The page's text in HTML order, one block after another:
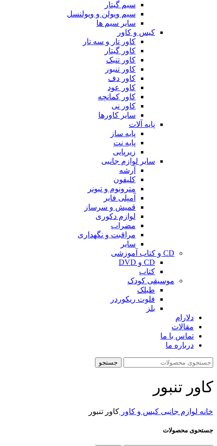
سیم گیتار
سیم ویولن و ویولنسل
سایر سیم ها
کیس و کاور
کاور تار و سه تار
کاور گیتار
کاور تنبک
کاور تنبور
کاور دف
کاور عود
کاور کمانچه
کاور نی
سایر کاورها
پایه آلات
پایه ساز
پایه نت
زیرپایی
سایر لوازم جانبی
آرشه
کلیفون
مترونوم و تیونر
آمپلی فایر
قمیش و سرساز
لوازم دکوری
مضراب
مراقبت و نگهداری
سایر
CD و کتاب آموزشی
CD و DVD
کتاب
موسیقی کودک
طبلک
فلوت ریکوردر
بلز
دلارام
مقالات
تماس با ما
درباره ما
جستجو
کاور تنبور
خانه لوازم جانبی کیس و کاور کاور تنبور
جستحوی محصولات